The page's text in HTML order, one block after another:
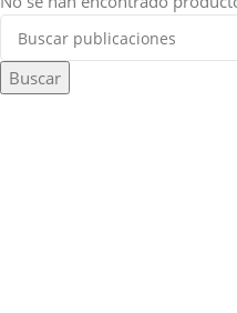
Buscar